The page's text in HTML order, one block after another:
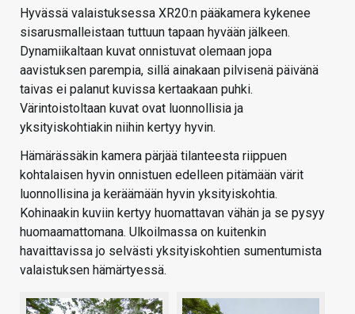
Hyvässä valaistuksessa XR20:n pääkamera kykenee
sisarusmalleistaan tuttuun tapaan hyvään jälkeen.
Dynamiikaltaan kuvat onnistuvat olemaan jopa
aavistuksen parempia, sillä ainakaan pilvisenä päivänä
taivas ei palanut kuvissa kertaakaan puhki.
Värintoistoltaan kuvat ovat luonnollisia ja
yksityiskohtiakin niihin kertyy hyvin.
Hämärässäkin kamera pärjää tilanteesta riippuen
kohtalaisen hyvin onnistuen edelleen pitämään värit
luonnollisina ja keräämään hyvin yksityiskohtia.
Kohinaakin kuviin kertyy huomattavan vähän ja se pysyy
huomaamattomana. Ulkoilmassa on kuitenkin
havaittavissa jo selvästi yksityiskohtien sumentumista
valaistuksen hämärtyessä.